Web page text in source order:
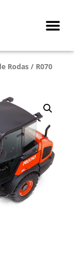
Rodas / R070